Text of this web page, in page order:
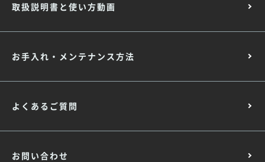
取扱説明書と使い方動画
お手入れ・メンテナンス方法
よくあるご質問
お問い合わせ